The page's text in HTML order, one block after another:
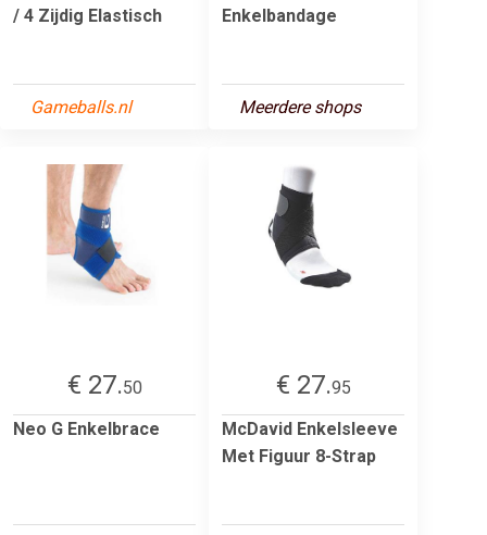
/ 4 Zijdig Elastisch
Gameballs.nl
Enkelbandage
Meerdere shops
€ 27.50
Neo G Enkelbrace
€ 27.95
McDavid Enkelsleeve
Met Figuur 8-Strap